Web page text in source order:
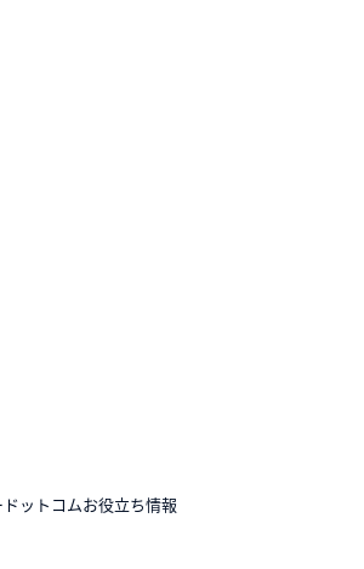
ットコムお役立ち情報